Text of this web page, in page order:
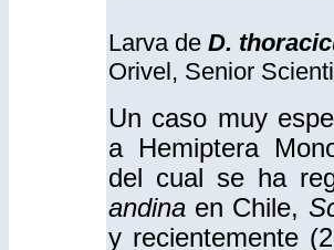
Larva de D.
Orivel, Senior
Un caso muy
a Hemiptera
del cual se ha
andina en Chile,
y recientemente